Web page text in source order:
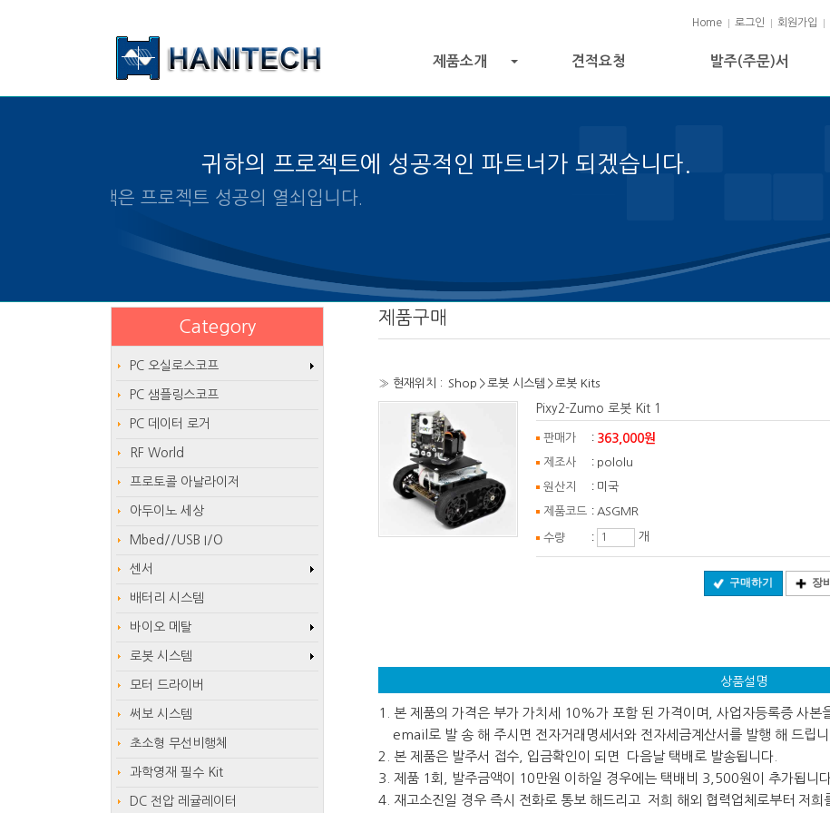
Home 로그인 회원가입
제품소개 견적요청 발주(주문)서
귀하의 프로젝트에 성공적인 파트너가 되겠습니다.
알맞은 제품의 선택은 프로젝트 성공의 열쇠입니다.
제품구매
» 현재위치 : Shop >로봇 시스템 >로봇 Kits
Pixy2-Zumo 로봇 Kit 1
판매가 : 363,000원
제조사 : pololu
원산지 : 미국
제품코드 : ASGMR
수량 : 개
구매하기 장
상품설명
1. 본 제품의 가격은 부가 가치세 10%가 포함 된 가격이며, 사업자등록증 사본
email로 발 송 해 주시면 전자거래명세서와 전자세금계산서를 발행 해 드립니
2. 본 제품은 발주서 접수, 입금확인이 되면 다음날 택배로 발송됩니다.
3. 제품 1회, 발주금액이 10만원 이하일 경우에는 택배비 3,500원이 추가됩니
4. 재고소진일 경우 즉시 전화로 통보 해드리고 저희 해외 협력업체로부터 저
Category
PC 오실로스코프
PC 샘플링스코프
PC 데이터 로거
RF World
프로토콜 아날라이저
아두이노 세상
Mbed//USB I/O
센서
배터리 시스템
바이오 메탈
로봇 시스템
모터 드라이버
써보 시스템
초소형 무선비행체
과학영재 필수 Kit
DC 전압 레귤레이터